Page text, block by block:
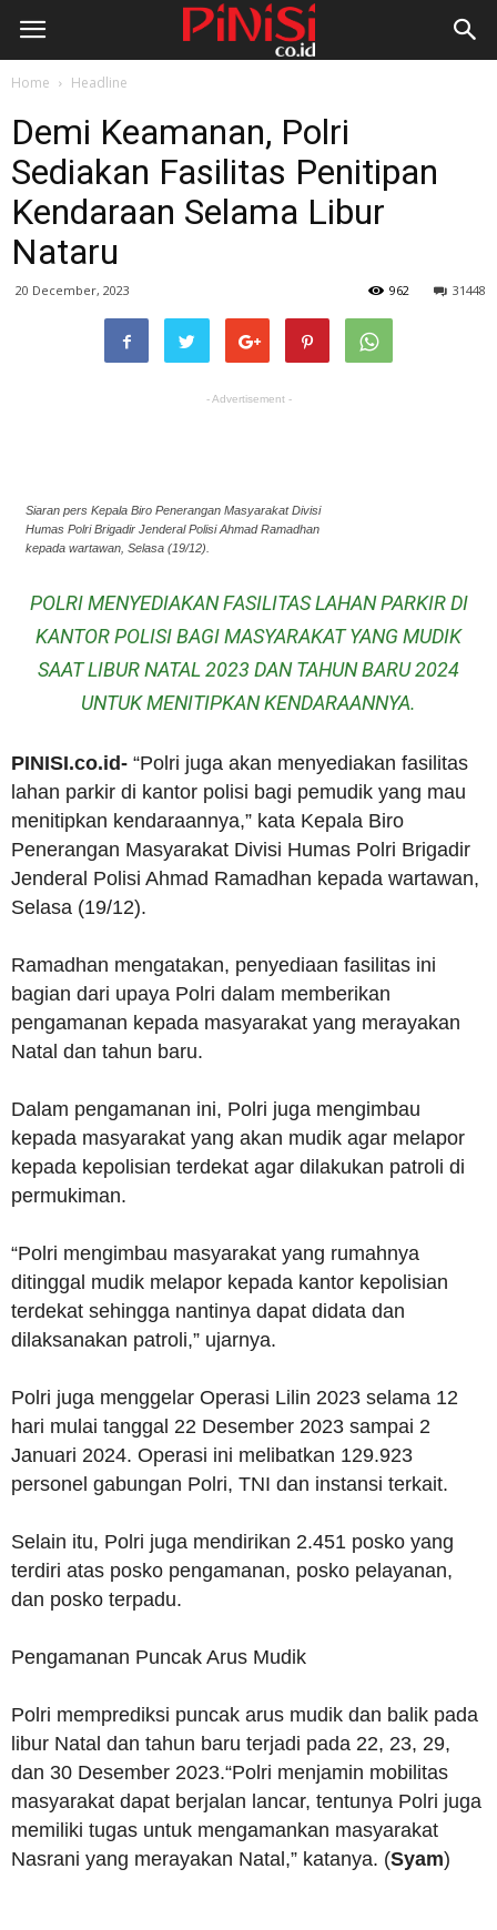
Home Headline
Demi Keamanan, Polri
Sediakan Fasilitas Penitipan
Kendaraan Selama Libur
Nataru
20 December, 2023 31448
962
- Advertisement -
Siaran pers Kepala Biro Penerangan Masyarakat Divisi
Humas Polri Brigadir Jenderal Polisi Ahmad Ramadhan
kepada wartawan, Selasa (19/12).
POLRI MENYEDIAKAN FASILITAS LAHAN PARKIR DI
KANTOR POLISI BAGI MASYARAKAT YANG MUDIK
SAAT LIBUR NATAL 2023 DAN TAHUN BARU 2024
UNTUK MENITIPKAN KENDARAANNYA.
PINISI.co.id- “Polri juga akan menyediakan fasilitas
lahan parkir di kantor polisi bagi pemudik yang mau
menitipkan kendaraannya,” kata Kepala Biro
Penerangan Masyarakat Divisi Humas Polri Brigadir
Jenderal Polisi Ahmad Ramadhan kepada wartawan,
Selasa (19/12).
Ramadhan mengatakan, penyediaan fasilitas ini
bagian dari upaya Polri dalam memberikan
pengamanan kepada masyarakat yang merayakan
Natal dan tahun baru.
Dalam pengamanan ini, Polri juga mengimbau
kepada masyarakat yang akan mudik agar melapor
kepada kepolisian terdekat agar dilakukan patroli di
permukiman.
“Polri mengimbau masyarakat yang rumahnya
ditinggal mudik melapor kepada kantor kepolisian
terdekat sehingga nantinya dapat didata dan
dilaksanakan patroli,” ujarnya.
Polri juga menggelar Operasi Lilin 2023 selama 12
hari mulai tanggal 22 Desember 2023 sampai 2
Januari 2024. Operasi ini melibatkan 129.923
personel gabungan Polri, TNI dan instansi terkait.
Selain itu, Polri juga mendirikan 2.451 posko yang
terdiri atas posko pengamanan, posko pelayanan,
dan posko terpadu.
Pengamanan Puncak Arus Mudik
Polri memprediksi puncak arus mudik dan balik pada
libur Natal dan tahun baru terjadi pada 22, 23, 29,
dan 30 Desember 2023.“Polri menjamin mobilitas
masyarakat dapat berjalan lancar, tentunya Polri juga
memiliki tugas untuk mengamankan masyarakat
Nasrani yang merayakan Natal,” katanya. (Syam)